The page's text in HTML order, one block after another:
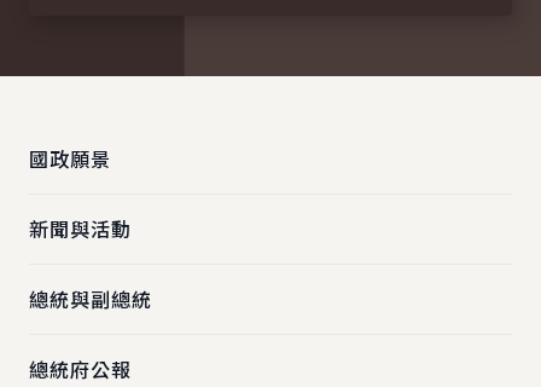
國政願景
新聞與活動
總統與副總統
總統府公報